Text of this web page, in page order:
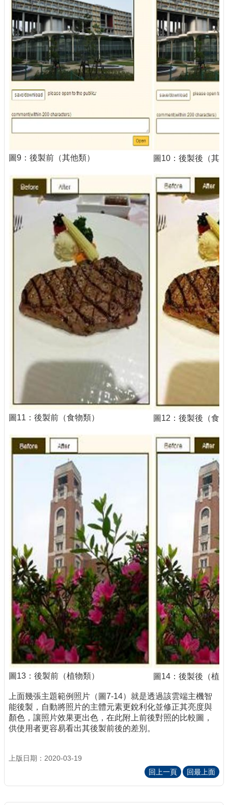
圖9：後製前（其他類） 圖10：後製後（其
圖11：後製前（食物類） 圖12：後製後（食
圖13：後製前（植物類） 圖14：後製後（植
上面幾張主題範例照片（圖7-14）就是透過該雲端主機智
能後製，自動將照片的主體元素更銳利化並修正其亮度與
顏色，讓照片效果更出色，在此附上前後對照的比較圖，
供使用者更容易看出其後製前後的差別。
上版日期：2020-03-19
回上一頁
回最上面